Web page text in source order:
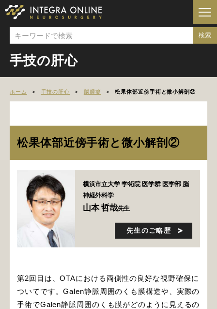
手技の肝心
ホーム 手技の肝心 脳腫瘍 松果体部近傍手術と微小解剖②
松果体部近傍手術と微小解剖②
横浜市立大学 学術院 医学群 医学部 脳
神経外科学
山本 哲哉先生
先生のご略歴
第2回目は、OTAにおける両側性の良好な視野確保に
ついてです。Galen静脈周囲のくも膜構造や、実際の
手術でGalen静脈周囲のくも膜がどのように見えるの